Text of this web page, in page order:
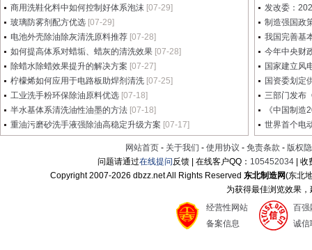
商用洗鞋化料中如何控制好体系泡沫 [07-29]
玻璃防雾剂配方优选 [07-29]
电池外壳除油除灰清洗原料推荐 [07-28]
如何提高体系对蜡垢、蜡灰的清洗效果 [07-28]
除蜡水除蜡效果提升的解决方案 [07-27]
柠檬烯如何应用于电路板助焊剂清洗 [07-25]
工业洗手粉环保除油原料优选 [07-18]
半水基体系清洗油性油墨的方法 [07-18]
重油污磨砂洗手液强除油高稳定升级方案 [07-17]
发改委：
制造强国政
我国完善基
今年中央财
国家建立风
国资委划定
三部门发布
《中国制
世界首个电
网站首页 - 关于我们 - 使用协议 - 免责条款 - 版权
问题请通过在线提问反馈 | 在线客户QQ： 105452034 |
Copyright 2007-2026 dbzz.net All Rights Reserved东北制造网(东北
为获得最佳浏览效果
经营性网站
备案信息
百强
诚信